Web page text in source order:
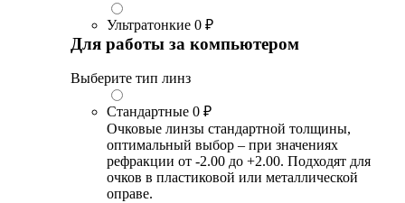
Ультратонкие 0 ₽
Для работы за компьютером
Выберите тип линз
Стандартные 0 ₽
Очковые линзы стандартной толщины,
оптимальный выбор – при значениях
рефракции от -2.00 до +2.00. Подходят для
очков в пластиковой или металлической
оправе.